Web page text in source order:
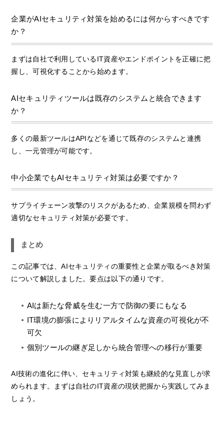
企業がAIセキュリティ対策を始めるには何からすべきです
か？
まずは自社で利用しているIT資産やエンドポイントを正確に把
握し、可視化することから始めます。
AIセキュリティツールは既存のシステムと統合できます
か？
多くの最新ツールはAPIなどを通じて既存のシステムと連携
し、一元管理が可能です。
中小企業でもAIセキュリティ対策は必要ですか？
サプライチェーン攻撃のリスクがあるため、企業規模を問わず
適切なセキュリティ対策が必要です。
まとめ
この記事では、AIセキュリティの重要性と企業が取るべき対策
について解説しました。要点は以下の通りです。
AIは新たな脅威を生む一方で防御の要にもなる
IT環境の膨張によりリアルタイムな資産の可視化が不
可欠
個別ツールの継ぎ足しから統合管理への移行が重要
AI技術の進化に伴い、セキュリティ対策も継続的な見直しが求
められます。まずは自社のIT資産の現状把握から実践してみま
しょう。